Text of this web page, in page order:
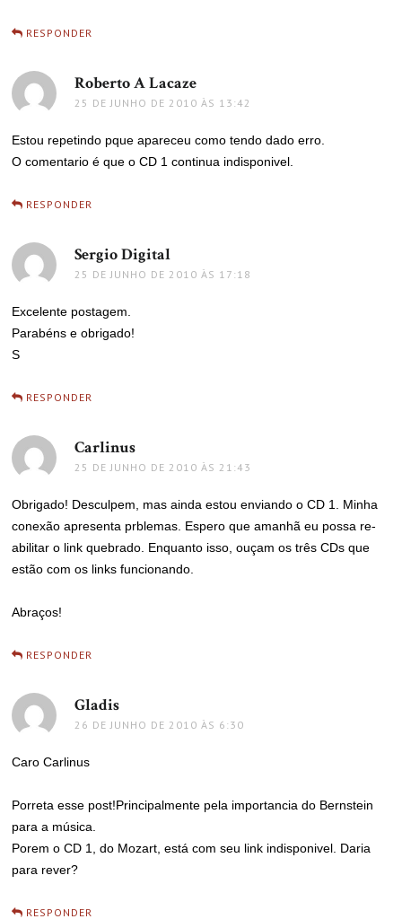
RESPONDER
Roberto A Lacaze
25 DE JUNHO DE 2010 ÀS 13:42
Estou repetindo pque apareceu como tendo dado erro.
O comentario é que o CD 1 continua indisponivel.
RESPONDER
Sergio Digital
25 DE JUNHO DE 2010 ÀS 17:18
Excelente postagem.
Parabéns e obrigado!
S
RESPONDER
Carlinus
25 DE JUNHO DE 2010 ÀS 21:43
Obrigado! Desculpem, mas ainda estou enviando o CD 1. Minha
conexão apresenta prblemas. Espero que amanhã eu possa re-
abilitar o link quebrado. Enquanto isso, ouçam os três CDs que
estão com os links funcionando.
Abraços!
RESPONDER
Gladis
26 DE JUNHO DE 2010 ÀS 6:30
Caro Carlinus
Porreta esse post!Principalmente pela importancia do Bernstein
para a música.
Porem o CD 1, do Mozart, está com seu link indisponivel. Daria
para rever?
RESPONDER